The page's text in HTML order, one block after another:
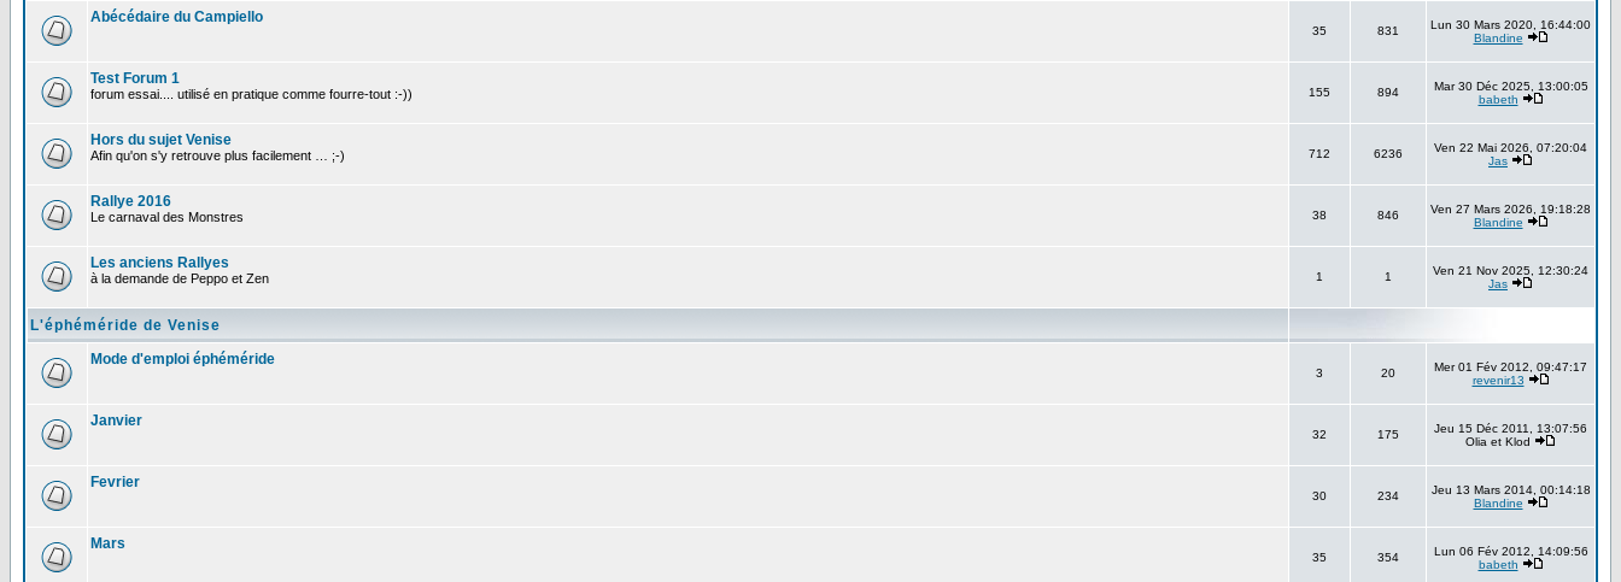
Abécédaire du Campiello
35 831
Lun 30 Mars 2020, 16:44:00
Blandine
Test Forum 1
forum essai.... utilisé en pratique comme fourre-tout :-)) 155 894
Mar 30 Déc 2025, 13:00:05
babeth
Hors du sujet Venise
Afin qu'on s'y retrouve plus facilement … ;-) 712 6236
Ven 22 Mai 2026, 07:20:04
Jas
Rallye 2016
Le carnaval des Monstres 38 846
Ven 27 Mars 2026, 19:18:28
Blandine
Les anciens Rallyes
à la demande de Peppo et Zen 1 1
Ven 21 Nov 2025, 12:30:24
Jas
L'éphéméride de Venise
Mode d'emploi éphéméride
3 20
Mer 01 Fév 2012, 09:47:17
revenir13
Janvier
32 175
Jeu 15 Déc 2011, 13:07:56
Olia et Klod
Fevrier
30 234
Jeu 13 Mars 2014, 00:14:18
Blandine
Mars
35 354
Lun 06 Fév 2012, 14:09:56
babeth